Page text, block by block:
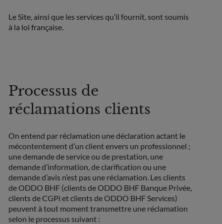
Le Site, ainsi que les services qu’il fournit, sont soumis
à la loi française.
Processus de
réclamations clients
On entend par réclamation une déclaration actant le
mécontentement d’un client envers un professionnel ;
une demande de service ou de prestation, une
demande d’information, de clarification ou une
demande d’avis n’est pas une réclamation. Les clients
de ODDO BHF (clients de ODDO BHF Banque Privée,
clients de CGPi et clients de ODDO BHF Services)
peuvent à tout moment transmettre une réclamation
selon le processus suivant :